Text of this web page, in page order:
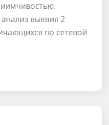
выявил 2
по сетевой